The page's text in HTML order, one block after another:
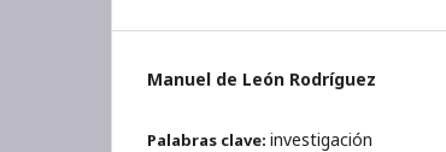
Manuel de León Rodríguez
Palabras clave: investigación